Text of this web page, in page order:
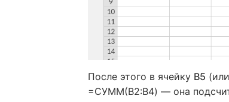
После этого в ячейку B5
=СУММ(B2:B4) — она